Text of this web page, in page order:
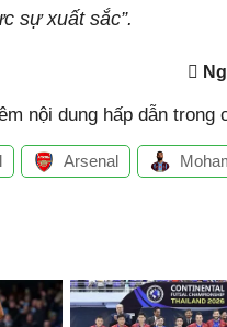
sự xuất sắc”.
nội dung hấp dẫn trong
Arsenal